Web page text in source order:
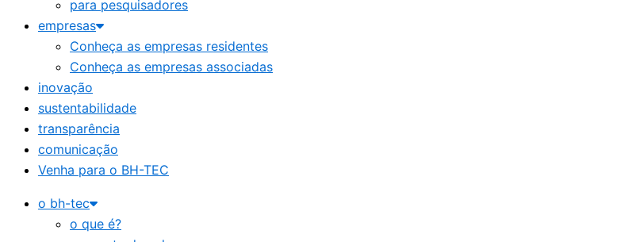
para pesquisadores
empresas
Conheça as empresas residentes
Conheça as empresas associadas
inovação
sustentabilidade
transparência
comunicação
Venha para o BH-TEC
o bh-tec
o que é?